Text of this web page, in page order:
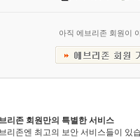
아직 에브리존 회원이
리존 회원만의 특별한 서비스
리존엔 최고의 보안 서비스들이 있